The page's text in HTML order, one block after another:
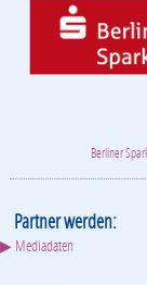
Partner werden: